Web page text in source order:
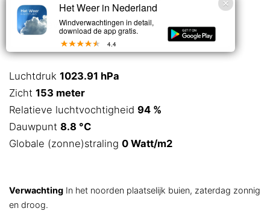
Licht bewolkt
Luchtdruk 1023.91 hPa
Zicht 153 meter
Relatieve luchtvochtigheid 94 %
Dauwpunt 8.8 °C
Globale (zonne)straling 0 Watt/m2
Verwachting In het noorden plaatselijk buien, zaterdag zonnig
en droog.
Het Weer in Nederland
Windverwachtingen in detail,
download de app gratis.
4.4